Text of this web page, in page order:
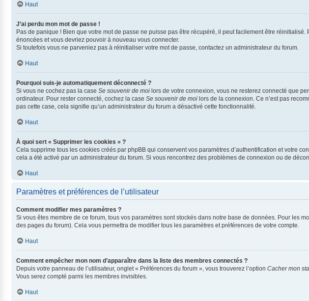
Haut
J’ai perdu mon mot de passe !
Pas de panique ! Bien que votre mot de passe ne puisse pas être récupéré, il peut facilement être
énoncées et vous devriez pouvoir à nouveau vous connecter.
Si toutefois vous ne parveniez pas à réinitialiser votre mot de passe, contactez un administrateur du forum.
Haut
Pourquoi suis-je automatiquement déconnecté ?
Si vous ne cochez pas la case Se souvenir de moi lors de votre connexion, vous ne resterez connecté que
ordinateur. Pour rester connecté, cochez la case Se souvenir de moi lors de la connexion. Ce n’est pas
pas cette case, cela signifie qu’un administrateur du forum a désactivé cette fonctionnalité.
Haut
À quoi sert « Supprimer les cookies » ?
Cela supprime tous les cookies créés par phpBB qui conservent vos paramètres d’authentification et votre
cela a été activé par un administrateur du forum. Si vous rencontrez des problèmes de connexion ou de
Haut
Paramètres et préférences de l’utilisateur
Comment modifier mes paramètres ?
Si vous êtes membre de ce forum, tous vos paramètres sont stockés dans notre base de données. Pour les
des pages du forum). Cela vous permettra de modifier tous les paramètres et préférences de votre compte.
Haut
Comment empêcher mon nom d’apparaître dans la liste des membres connectés ?
Depuis votre panneau de l’utilisateur, onglet « Préférences du forum », vous trouverez l’option Cacher mon
Vous serez compté parmi les membres invisibles.
Haut